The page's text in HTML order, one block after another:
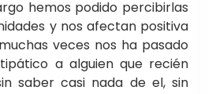
hemos podido percibirlas
y nos afectan positiva
veces nos ha pasado
a alguien que recién
saber casi nada de el, sin